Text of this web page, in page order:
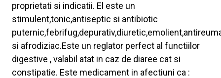
proprietati si indicatii. El este un
stimulent,tonic,antiseptic si antibiotic
si afrodiziac.Este un reglator perfect al functiilor
digestive , valabil atat in caz de diaree cat si
constipatie. Este medicament in afectiuni ca :